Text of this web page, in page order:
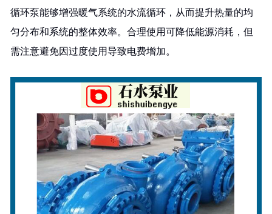
循环泵能够增强暖气系统的水流循环，从而提升热量的均
匀分布和系统的整体效率。合理使用可降低能源消耗，但
需注意避免因过度使用导致电费增加。